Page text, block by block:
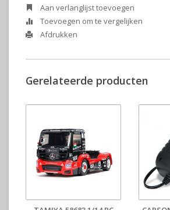
Aan verlanglijst toevoegen
Toevoegen om te vergelijken
Afdrukken
Gerelateerde producten